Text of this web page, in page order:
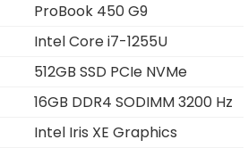
ProBook 450 G9
Intel Core i7-1255U
512GB SSD PCIe NVMe
16GB DDR4 SODIMM 3200 Hz
Intel Iris XE Graphics